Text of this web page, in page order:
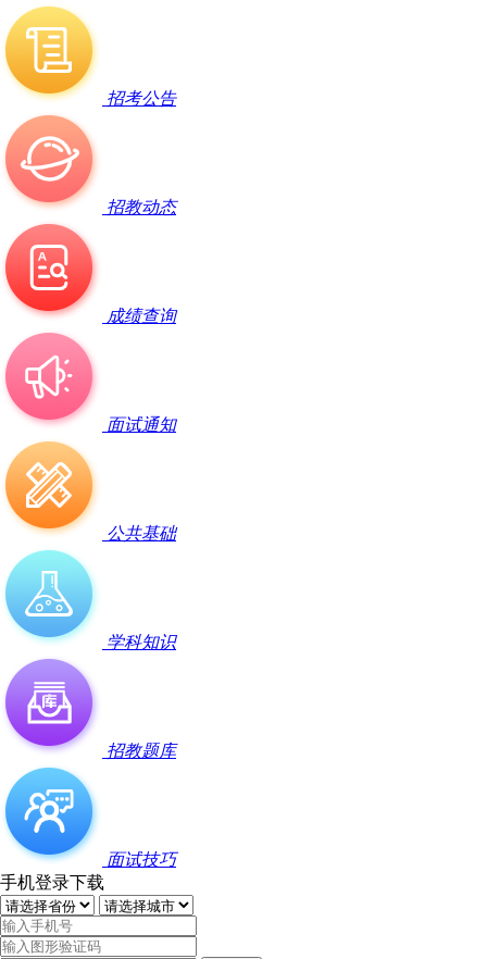
招考公告
招教动态
成绩查询
面试通知
公共基础
学科知识
招教题库
面试技巧
手机登录下载